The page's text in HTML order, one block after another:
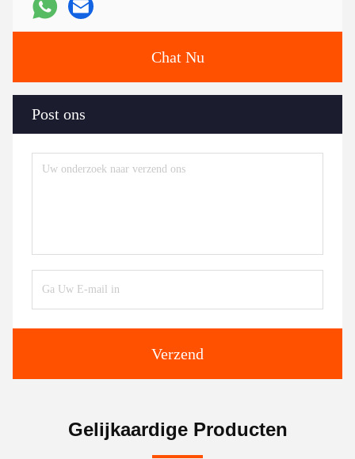
Chat Nu
Post ons
Verzend
Gelijkaardige Producten